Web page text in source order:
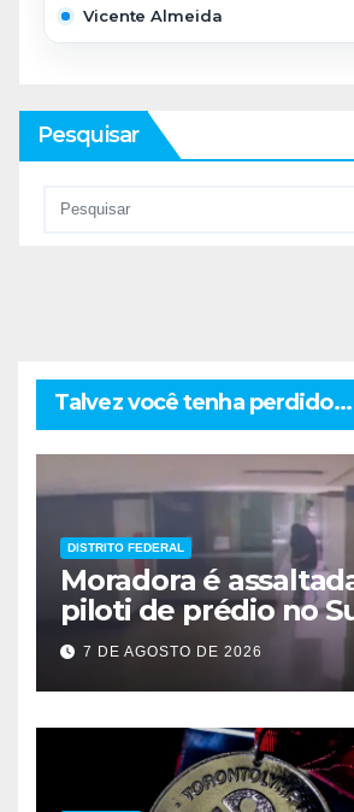
Vicente Almeida
Pesquisar
Talvez você tenha perdido...
DISTRITO FEDERAL
Moradora é
piloti de prédio no
7 DE AGOSTO DE 2026